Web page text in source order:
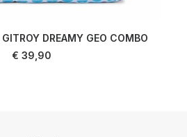
DREAMY GEO COMBO
€ 39,90